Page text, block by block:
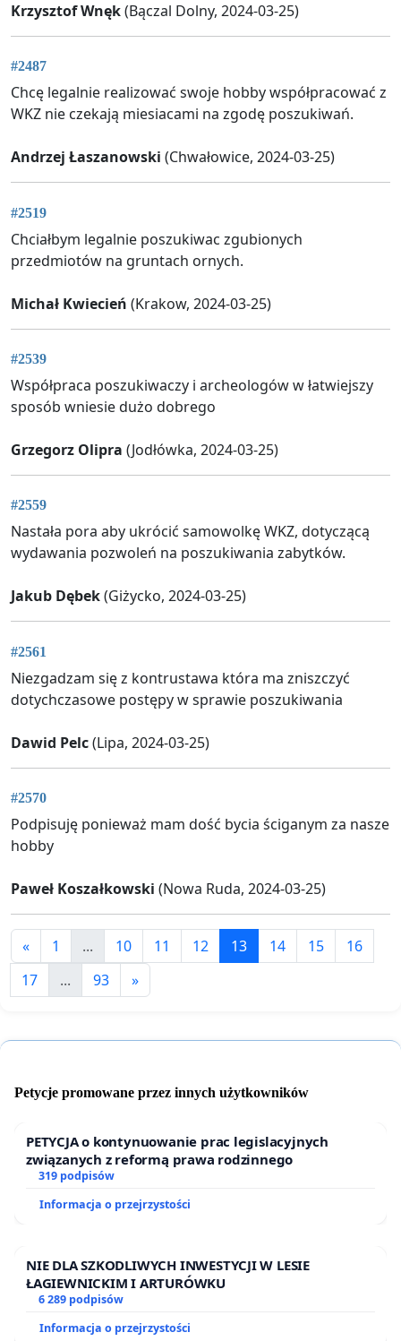
Krzysztof Wnęk(Bączal Dolny, 2024-03-25)
#2487
Chcę legalnie realizować swoje hobby współpracować z
WKZ nie czekają miesiacami na zgodę poszukiwań.
Andrzej Łaszanowski (Chwałowice, 2024-03-25)
#2519
Chciałbym legalnie poszukiwac zgubionych
przedmiotów na gruntach ornych.
Michał Kwiecień (Krakow, 2024-03-25)
#2539
Współpraca poszukiwaczy i archeologów w łatwiejszy
sposób wniesie dużo dobrego
Grzegorz Olipra (Jodłówka, 2024-03-25)
#2559
Nastała pora aby ukrócić samowolkę WKZ, dotyczącą
wydawania pozwoleń na poszukiwania zabytków.
Jakub Dębek(Giżycko, 2024-03-25)
#2561
Niezgadzam się z kontrustawa która ma zniszczyć
dotychczasowe postępy w sprawie poszukiwania
Dawid Pelc(Lipa, 2024-03-25)
#2570
Podpisuję ponieważ mam dość bycia ściganym za nasze
hobby
Paweł Koszałkowski (Nowa Ruda, 2024-03-25)
« 1 ... 10 11 12 13 14 15
16
17
... 93 »
Petycje promowane przez innych użytkowników
PETYCJA o kontynuowanie prac legislacyjnych
związanych z reformą prawa rodzinnego
319 podpisów
Informacja o przejrzystości
NIE DLA SZKODLIWYCH INWESTYCJI W LESIE
ŁAGIEWNICKIM I ARTURÓWKU
6 289 podpisów
Informacja o przejrzystości